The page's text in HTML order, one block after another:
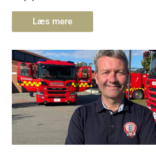
Læs mere